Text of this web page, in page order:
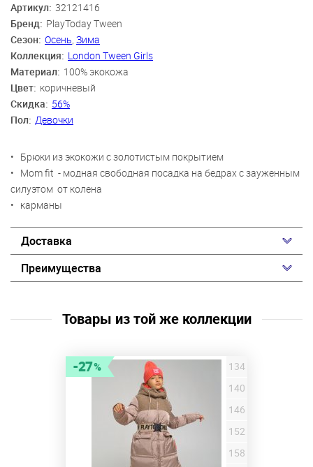
Артикул: 32121416
Бренд: PlayToday Tween
Сезон: Осень, Зима
Коллекция: London Tween Girls
Материал: 100% экокожа
Цвет: коричневый
Скидка: 56%
Пол: Девочки
• Брюки из экокожи с золотистым покрытием
• Mom fit - модная свободная посадка на бедрах с зауженным
силуэтом от колена
• карманы
Доставка
Преимущества
Товары из той же коллекции
27
134
140
146
152
158